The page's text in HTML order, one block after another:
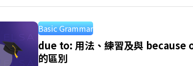
明吧。 過去簡單式是什麼？…
Basic Grammar
due to: 用法、練習及與 because
的區別